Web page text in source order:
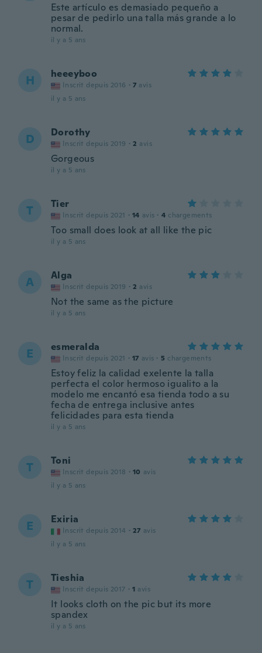
Este artículo es demasiado pequeño a
pesar de pedirlo una talla más grande a lo
normal.
il y a 5 ans
H heeeyboo
Inscrit depuis 2016 · 7 avis
il y a 5 ans
D Dorothy
Inscrit depuis 2019 · 2 avis
Gorgeous
il y a 5 ans
T Tier
Inscrit depuis 2021 · 14 avis · 4 chargements
Too small does look at all like the pic
il y a 5 ans
A Alga
Inscrit depuis 2019 · 2 avis
Not the same as the picture
il y a 5 ans
E esmeralda
Inscrit depuis 2021 · 17 avis · 5 chargements
Estoy feliz la calidad exelente la talla
perfecta el color hermoso igualito a la
modelo me encantó esa tienda todo a su
fecha de entrega inclusive antes
felicidades para esta tienda
il y a 5 ans
T Toni
Inscrit depuis 2018 · 10 avis
il y a 5 ans
E Exiria
Inscrit depuis 2014 · 27 avis
il y a 5 ans
T Tieshia
Inscrit depuis 2017 · 1 avis
It looks cloth on the pic but its more
spandex
il y a 5 ans